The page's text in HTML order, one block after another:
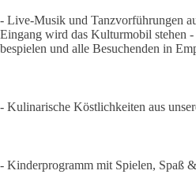
- Live-Musik und Tanzvorführungen
Eingang wird das Kulturmobil stehen
bespielen und alle Besuchenden in
- Kulinarische Köstlichkeiten aus
- Kinderprogramm mit Spielen, Spaß